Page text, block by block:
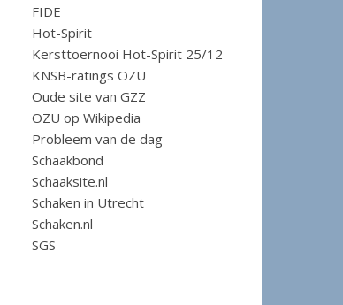
FIDE
Hot-Spirit
Kersttoernooi Hot-Spirit 25/12
KNSB-ratings OZU
Oude site van GZZ
OZU op Wikipedia
Probleem van de dag
Schaakbond
Schaaksite.nl
Schaken in Utrecht
Schaken.nl
SGS